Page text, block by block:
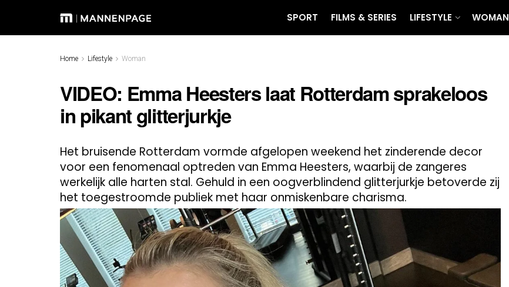
SPORT FILMS & SERIES LIFESTYLE WOMAN
Home Lifestyle Woman
VIDEO: Emma Heesters laat Rotterdam sprakeloos
in pikant glitterjurkje
Het bruisende Rotterdam vormde afgelopen weekend het zinderende decor
voor een fenomenaal optreden van Emma Heesters, waarbij de zangeres
werkelijk alle harten stal. Gehuld in een oogverblindend glitterjurkje betoverde zij
het toegestroomde publiek met haar onmiskenbare charisma.